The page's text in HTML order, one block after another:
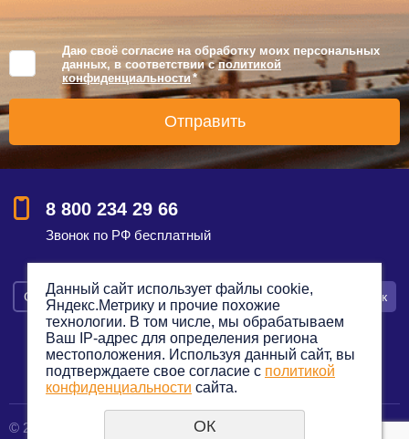
Даю своё согласие на обработку моих персональных
данных, в соответствии сполитикой
конфиденциальности *
8 800 234 29 66
Звонок по РФ бесплатный
Смотреть на карте Оставить заявку Заказать звонок
Политика конфиденциальности
© 2012—2023. Все права защищены.
Данный сайт использует файлы cookie,
Яндекс.Метрику и прочие похожие
технологии. В том числе, мы обрабатываем
Ваш IP-адрес для определения региона
местоположения. Используя данный сайт, вы
подтверждаете свое согласие с политикой
конфиденциальности сайта.
ОК